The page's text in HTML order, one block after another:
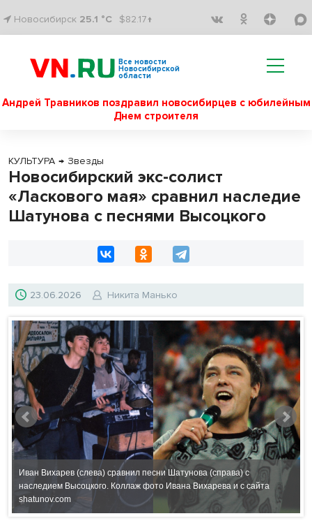
Новосибирск 25.1 °C $82.17↑
Все новости
Новосибирской
области
Андрей Травников поздравил новосибирцев с юбилейным
Днем строителя
КУЛЬТУРА → Звезды
Новосибирский экс-солист
«Ласкового мая» сравнил наследие
Шатунова с песнями Высоцкого
23.06.2026 Никита Манько
Иван Вихарев (слева) сравнил песни Шатунова (справа) с
наследием Высоцкого. Коллаж фото Ивана Вихарева и с сайта
shatunov.com